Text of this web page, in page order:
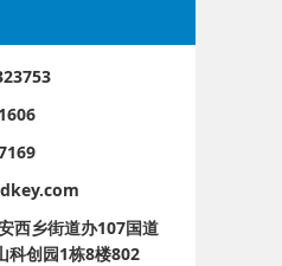
西乡街道办107国道
科创园1栋8楼802